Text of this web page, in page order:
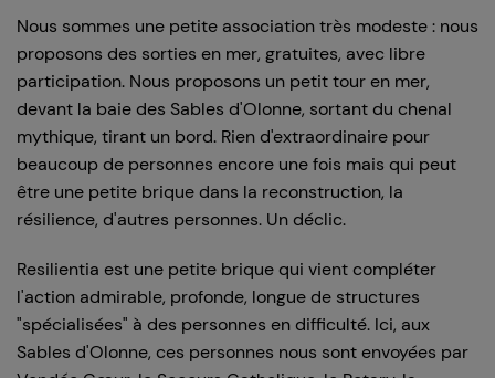
Nous sommes une petite association très modeste : nous
proposons des sorties en mer, gratuites, avec libre
participation. Nous proposons un petit tour en mer,
devant la baie des Sables d'Olonne, sortant du chenal
mythique, tirant un bord. Rien d'extraordinaire pour
beaucoup de personnes encore une fois mais qui peut
être une petite brique dans la reconstruction, la
résilience, d'autres personnes. Un déclic.
Resilientia est une petite brique qui vient compléter
l'action admirable, profonde, longue de structures
"spécialisées" à des personnes en difficulté. Ici, aux
Sables d'Olonne, ces personnes nous sont envoyées par